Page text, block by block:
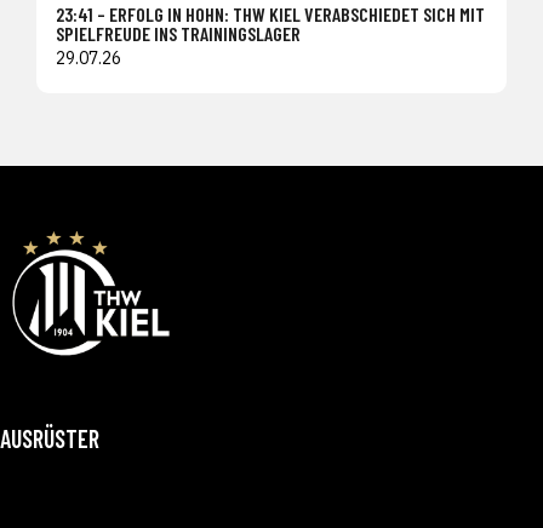
23:41 – ERFOLG IN HOHN: THW KIEL VERABSCHIEDET SICH MIT
SPIELFREUDE INS TRAININGSLAGER
29.07.26
AUSRÜSTER